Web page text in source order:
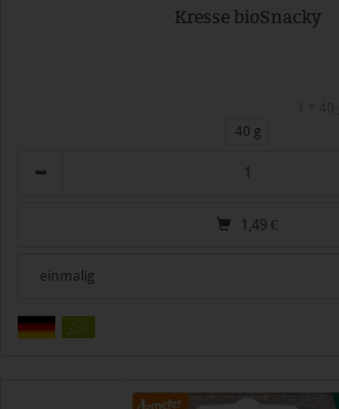
Kresse bioSnacky
40 g
1,49 €